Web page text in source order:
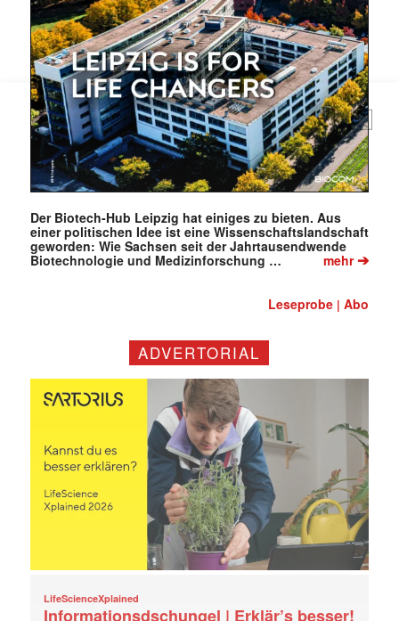
Der Biotech-Hub Leipzig hat einiges zu bieten. Aus
einer politischen Idee ist eine Wissenschaftslandschaft
geworden: Wie Sachsen seit der Jahrtausendwende
Biotechnologie und Medizinforschung …
mehr➔
Leseprobe |Abo
ADVERTORIAL
LifeScienceXplained
Informationsdschungel | Erklär’s besser!